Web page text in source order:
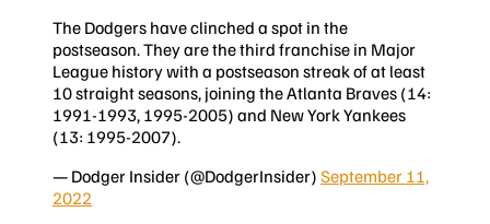
The Dodgers have clinched a spot in the
postseason. They are the third franchise in Major
League history with a postseason streak of at least
10 straight seasons, joining the Atlanta Braves (14:
1991-1993, 1995-2005) and New York Yankees
(13: 1995-2007).
— Dodger Insider (@DodgerInsider) September 11,
2022